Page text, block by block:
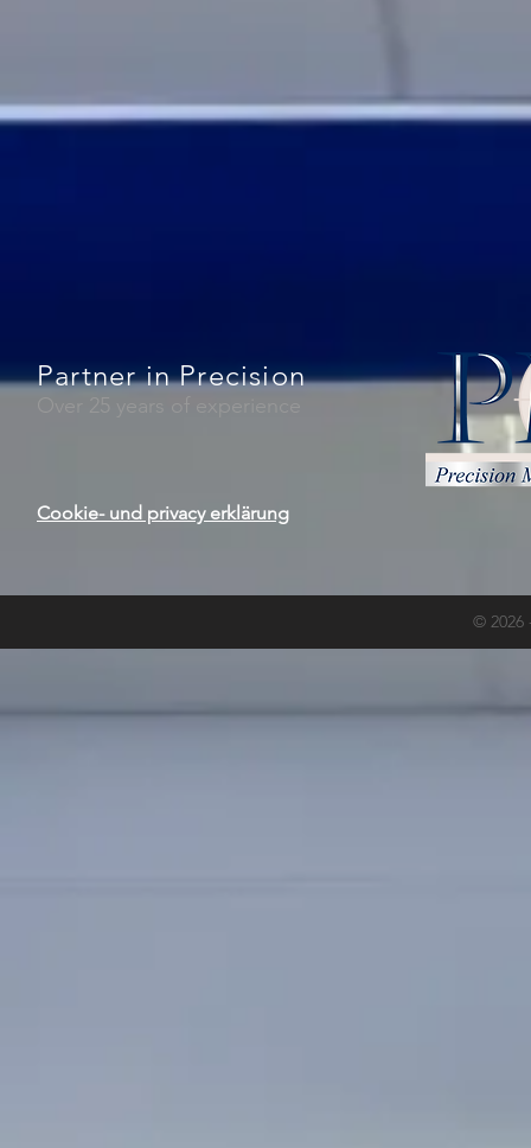
Partner in Precision
Over 25 years of experience
Cookie- und privacy erklärung
© 2026